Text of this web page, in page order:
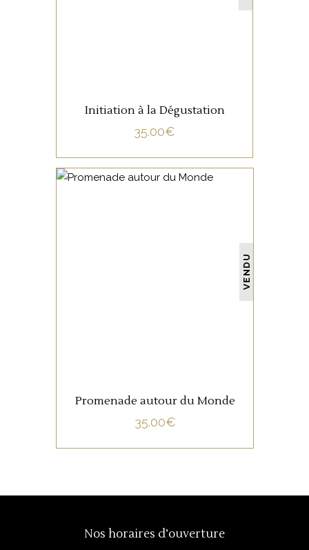
Initiation à la Dégustation
35.00€
VENDU
Promenade autour du Monde
35.00€
Nos horaires d’ouverture